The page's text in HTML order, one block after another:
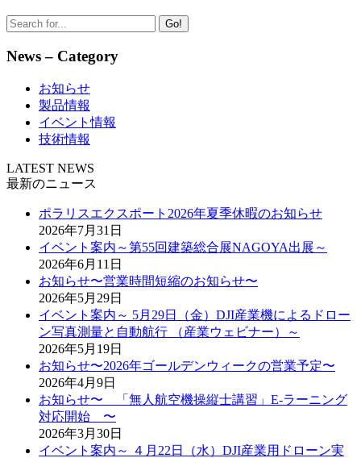
Go!
News – Category
お知らせ
製品情報
イベント情報
技術情報
LATEST NEWS
最新のニュース
ポラリスエクスポート2026年夏季休暇のお知らせ
2026年7月31日
イベント案内～第55回建築総合展NAGOYA出展～
2026年6月11日
お知らせ〜営業時間短縮のお知らせ〜
2026年5月29日
イベント案内～ 5月29日（金）DJI産業機によるドロー
ン写真測量と自動航行 （産業ウェビナー）～
2026年5月19日
お知らせ〜2026年ゴールデンウィークの営業予定〜
2026年4月9日
お知らせ〜 「無人航空機操縦士講習」E-ラーニング
対応開始 〜
2026年3月30日
イベント案内～ ４月22日（水）DJI産業用ドローン実